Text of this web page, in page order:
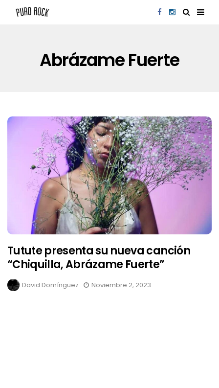
Abrázame Fuerte
Tutute presenta su nueva canción
“Chiquilla, Abrázame Fuerte”
David Domínguez Noviembre 2, 2023